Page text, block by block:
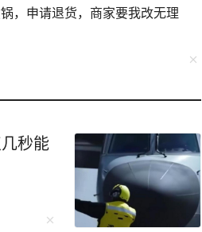
，申请退货，商家要我改无理
秒能